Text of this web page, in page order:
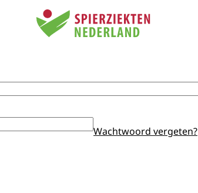
Wachtwoord vergeten?